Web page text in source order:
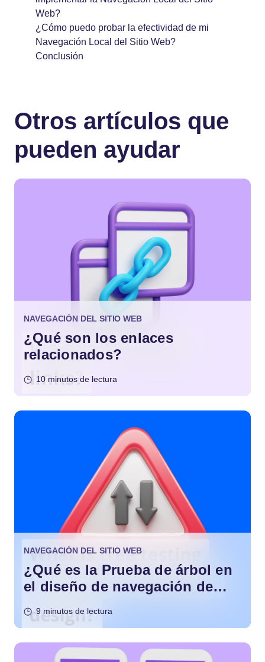
Web?
¿Cómo puedo probar la efectividad de mi
Navegación Local del Sitio Web?
Conclusión
Otros artículos que
pueden ayudar
NAVEGACIÓN DEL SITIO WEB
¿Qué son los enlaces
relacionados?
10 minutos de lectura
NAVEGACIÓN DEL SITIO WEB
¿Qué es la Prueba de árbol en
el diseño de navegación de
9 minutos de lectura